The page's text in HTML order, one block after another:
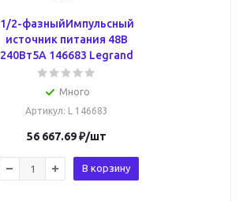
1/2-фазныйИмпульсный
источник питания 48В
240Вт5A 146683 Legrand
Много
Артикул: L 146683
56 667.69₽/шт
В корзину